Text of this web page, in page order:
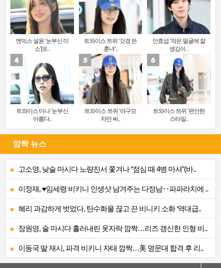
엔믹스 설윤 ‘눈부신 미
소’[포..
트와이스 쯔위 ‘갓경 쓴
훈녀’..
안효섭 ‘작은 얼굴에 잘
생김이 ..
트와이스 미나 ‘눈부신
아름다..
트와이스 쯔위 ‘야구모
자만 써..
트와이스 쯔위 ‘편안한
스타일..
깜짝 뉴스
고소영, 낮술 마시다 노량진서 쫓겨나 “점심 때 4병 마셔”(바..
이정재, ♥임세령 비키니 인생샷 남겨주는 다정남‥파파라치에 ..
혜리 과감하게 벗었다, 탄수화물 끊고 끈 비니키 소화 ‘역대급..
장원영, 술 마시다 흘러내린 옷자락 깜짝…리즈 갱신한 인형 비..
이동국 딸 재시, 파격 비키니 자태 깜짝…美 명문대 합격 후 리..